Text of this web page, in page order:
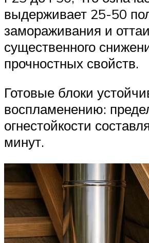
выдерживает 25-50
замораживания и
существенного
прочностных свойств.
Готовые блоки
воспламенению:
огнестойкости
минут.